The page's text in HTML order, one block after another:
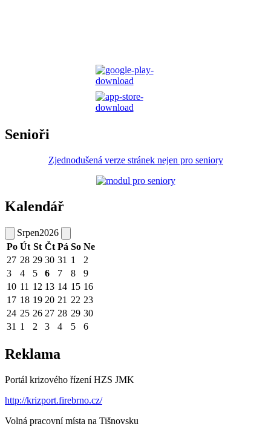
Senioři
Zjednodušená verze stránek nejen pro seniory
Kalendář
Srpen2026
Po Út St Čt Pá So Ne
27 28 29 30 31 1
2
3
4 5 6 7 8
9
10 11 12 13 14 15 16
17 18 19 20 21 22 23
24 25 26 27 28 29 30
31 1 2 3 4 5 6
Reklama
Portál krizového řízení HZS JMK
http://krizport.firebrno.cz/
Volná pracovní místa na Tišnovsku